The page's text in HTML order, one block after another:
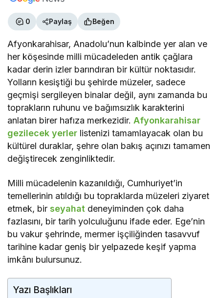
0 Paylaş Beğen
Afyonkarahisar, Anadolu’nun kalbinde yer alan ve
her köşesinde milli mücadeleden antik çağlara
kadar derin izler barındıran bir kültür noktasıdır.
Yolların kesiştiği bu şehirde müzeler, sadece
geçmişi sergileyen binalar değil, aynı zamanda bu
toprakların ruhunu ve bağımsızlık karakterini
anlatan birer hafıza merkezidir.Afyonkarahisar
gezilecek yerler listenizi tamamlayacak olan bu
kültürel duraklar, şehre olan bakış açınızı tamamen
değiştirecek zenginliktedir.
Milli mücadelenin kazanıldığı, Cumhuriyet’in
temellerinin atıldığı bu topraklarda müzeleri ziyaret
etmek, birseyahat deneyiminden çok daha
fazlasını, bir tarih yolculuğunu ifade eder. Ege’nin
bu vakur şehrinde, mermer işçiliğinden tasavvuf
tarihine kadar geniş bir yelpazede keşif yapma
imkânı bulursunuz.
Yazı Başlıkları